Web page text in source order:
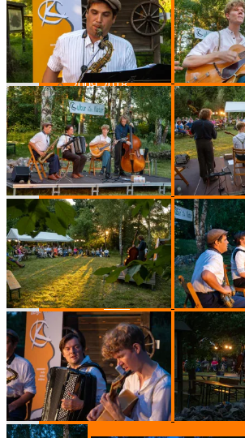
2019
2009-2018
2018
2017
2016
2015